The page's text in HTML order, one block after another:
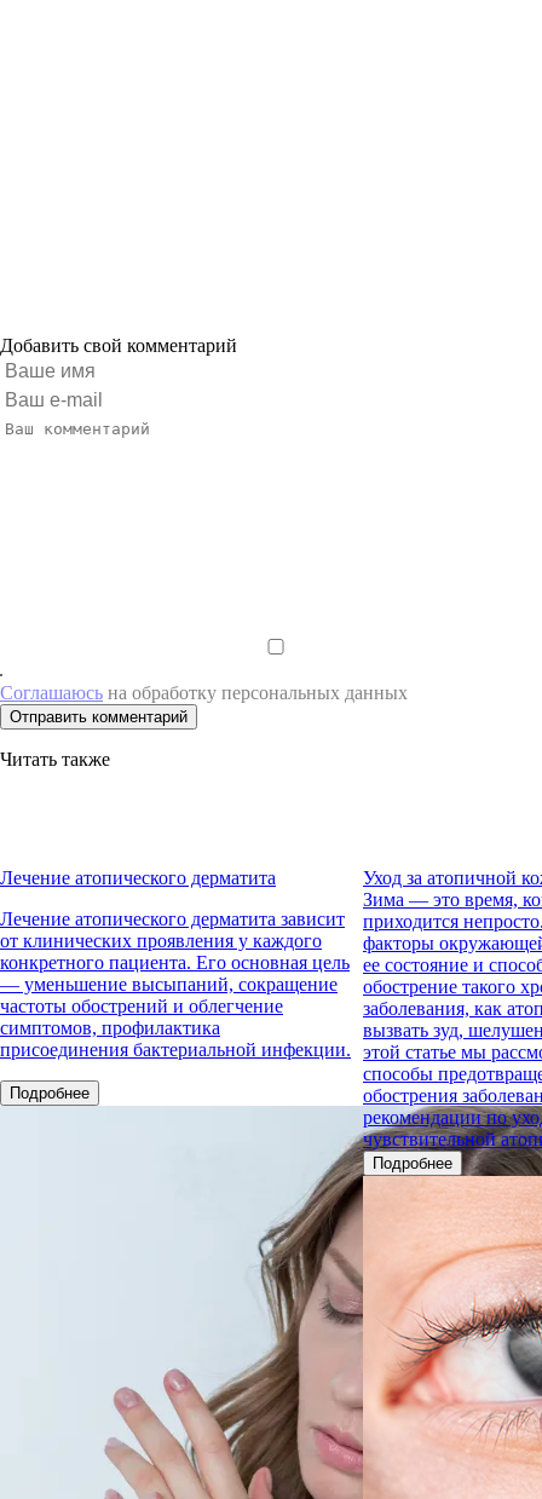
Добавить свой комментарий
Соглашаюсь на обработку персональных данных
Отправить комментарий
Читать также
Лечение атопического дерматита
Лечение атопического дерматита зависит
от клинических проявления у каждого
конкретного пациента. Его основная цель
— уменьшение высыпаний, сокращение
частоты обострений и облегчение
симптомов, профилактика
присоединения бактериальной инфекции.
Подробнее
Уход за атопичной
Зима — это время,
приходится
факторы
ее состояние и
обострение такого
заболевания, как
вызвать зуд,
этой статье мы
способы
обострения
рекомендации по
чувствительной
Подробнее